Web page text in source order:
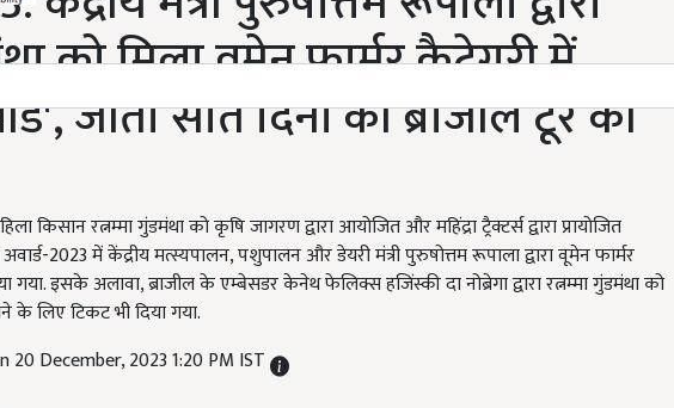
को मिला वूमेन फार्मर कैटेगरी में
जीता सात दिनों की ब्राजील टूर की
किसान रत्नम्मा गुंडमंथा को कृषि जागरण द्वारा आयोजित और महिंद्रा ट्रैक्टर्स द्वारा प्रायोजित
2023 में केंद्रीय मत्स्यपालन, पशुपालन और डेयरी मंत्री पुरुषोत्तम रूपाला द्वारा वूमेन फार्मर
गया. इसके अलावा, ब्राजील के एम्बेसडर केनेथ फेलिक्स हजिंस्की दा नोब्रेगा द्वारा रत्नम्मा गुंडमंथा को
के लिए टिकट भी दिया गया.
20 December, 2023 1:20 PM IST